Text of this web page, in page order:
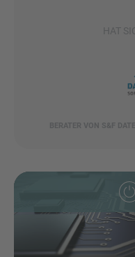
HAT
BERATER VON S&F